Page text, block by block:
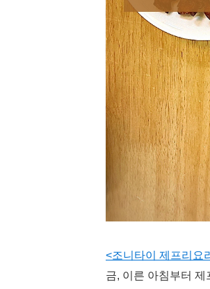
<조니타이 제프리요
금, 이른 아침부터 제